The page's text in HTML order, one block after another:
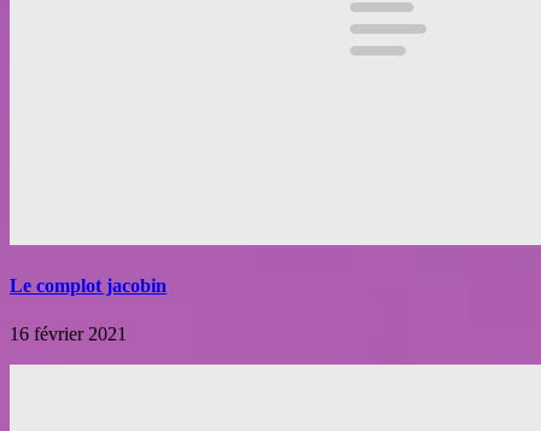
Le complot jacobin
16 février 2021